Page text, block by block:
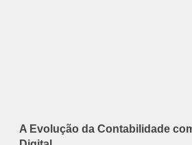
A Evolução da Contabilidade